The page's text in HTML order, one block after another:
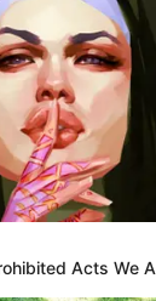
Acts We